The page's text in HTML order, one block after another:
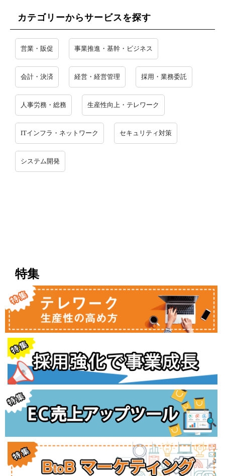
カテゴリーからサービスを探す
営業・販促 事業推進・基幹・ビジネス
会計・決済 経営・経営管理 採用・業務委託
人事労務・総務 生産性向上・テレワーク
ITインフラ・ネットワーク セキュリティ対策
システム開発
特集